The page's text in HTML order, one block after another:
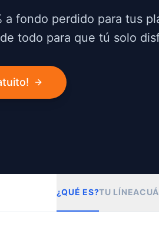
a fondo perdido para tus
todo para que tú solo
¿QUÉ ES?TU LÍNEA